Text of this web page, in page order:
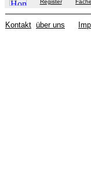
Register
Kontakt über uns